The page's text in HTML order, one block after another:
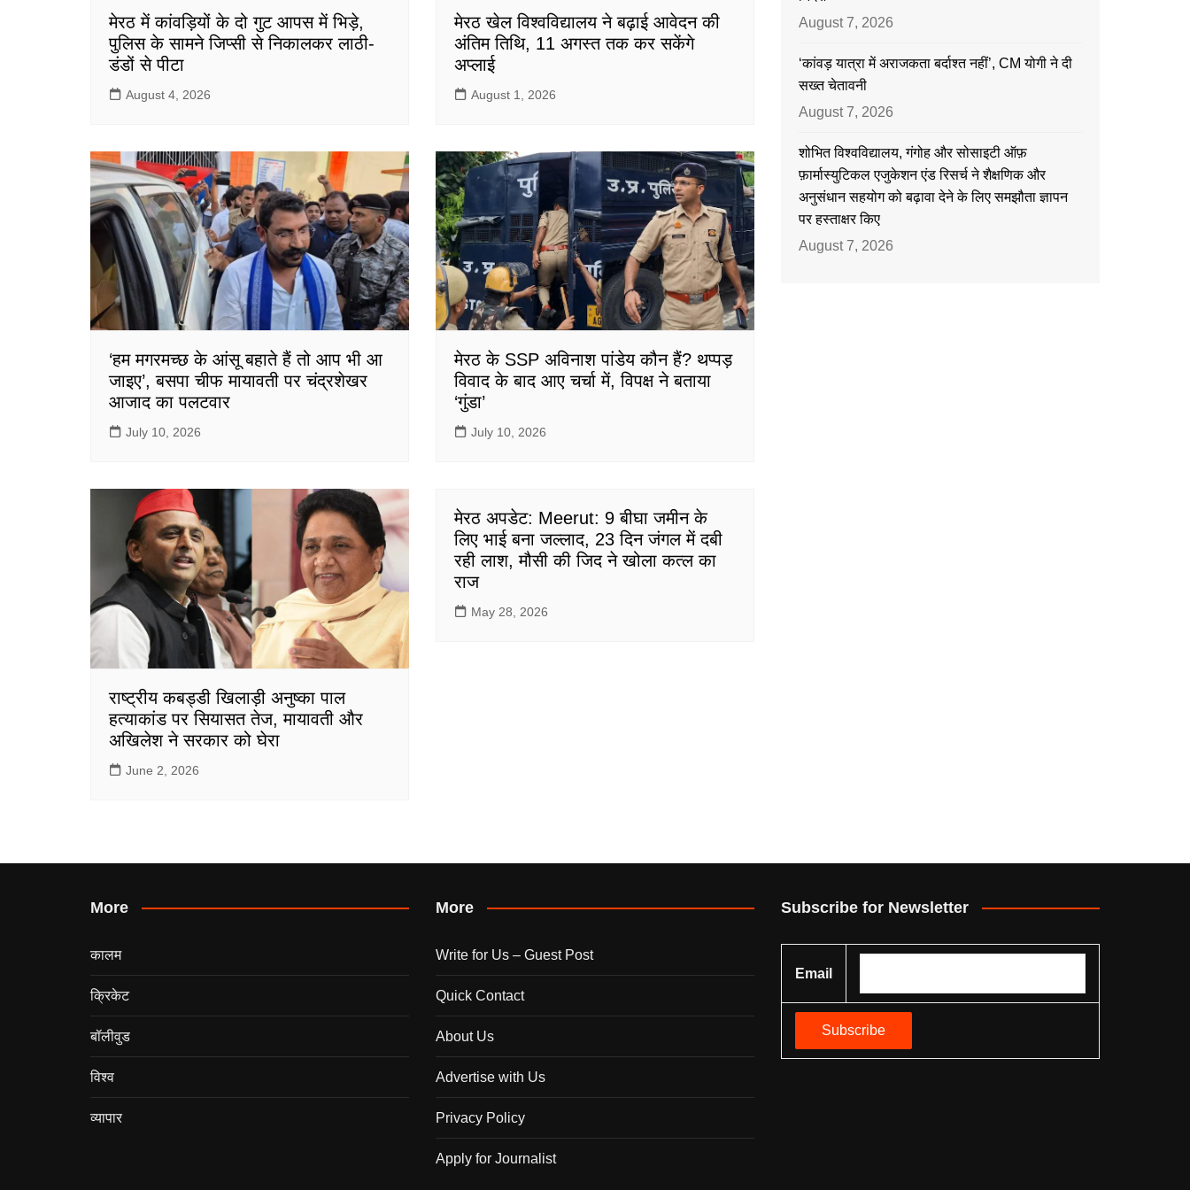
मेरठ में कांवड़ियों के दो गुट आपस में भिड़े,
पुलिस के सामने जिप्सी से निकालकर लाठी-
डंडों से पीटा
August 4, 2026
मेरठ खेल विश्वविद्यालय ने बढ़ाई आवेदन की
अंतिम तिथि, 11 अगस्त तक कर सकेंगे
अप्लाई
August 1, 2026
‘हम मगरमच्छ के आंसू बहाते हैं तो आप भी आ
जाइए’, बसपा चीफ मायावती पर चंद्रशेखर
आजाद का पलटवार
July 10, 2026
मेरठ के SSP अविनाश पांडेय कौन हैं? थप्पड़
विवाद के बाद आए चर्चा में, विपक्ष ने बताया
‘गुंडा’
July 10, 2026
राष्ट्रीय कबड्डी खिलाड़ी अनुष्का पाल
हत्याकांड पर सियासत तेज, मायावती और
अखिलेश ने सरकार को घेरा
June 2, 2026
मेरठ अपडेट: Meerut: 9 बीघा जमीन के
लिए भाई बना जल्लाद, 23 दिन जंगल में दबी
रही लाश, मौसी की जिद ने खोला कत्ल का
राज
May 28, 2026
August 7, 2026
‘कांवड़ यात्रा में अराजकता बर्दाश्त नहीं’, CM योगी ने दी
सख्त चेतावनी
August 7, 2026
शोभित विश्वविद्यालय, गंगोह और सोसाइटी ऑफ़
फ़ार्मास्युटिकल एजुकेशन एंड रिसर्च ने शैक्षणिक और
अनुसंधान सहयोग को बढ़ावा देने के लिए समझौता ज्ञापन
पर हस्ताक्षर किए
August 7, 2026
More
कालम
क्रिकेट
बॉलीवुड
विश्व
व्यापार
More
Write for Us – Guest Post
Quick Contact
About Us
Advertise with Us
Privacy Policy
Apply for Journalist
Subscribe for Newsletter
Email